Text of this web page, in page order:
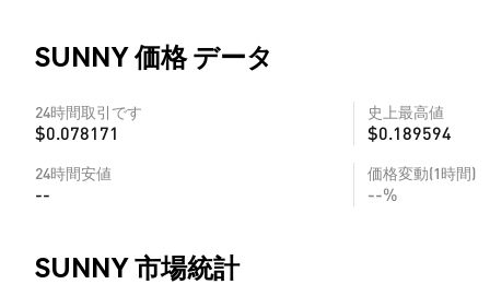
SUNNY 価格 データ
24時間取引です
$0.078171
史上最高値
$0.189594
24時間安値
--
価格変動(1時間)
--%
SUNNY 市場統計